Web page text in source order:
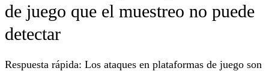
de juego que el muestreo no puede
detectar
Respuesta rápida: Los ataques en plataformas de juego son